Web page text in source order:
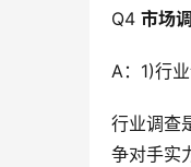
Q4 市场
A：1)行
行业调查
争对手实